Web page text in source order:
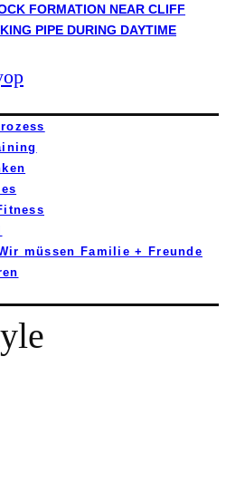
müssen Familie + Freunde